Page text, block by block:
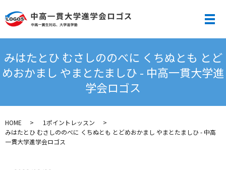
メ
みはたとひ むさしののべに くちぬとも とど
めおかまし やまとたましひ - 中高一貫大学進
学会ロゴス
HOME
1ポイントレッスン
みはたとひ むさしののべに くちぬとも とどめおかまし やまとたましひ - 中高
一貫大学進学会ロゴス